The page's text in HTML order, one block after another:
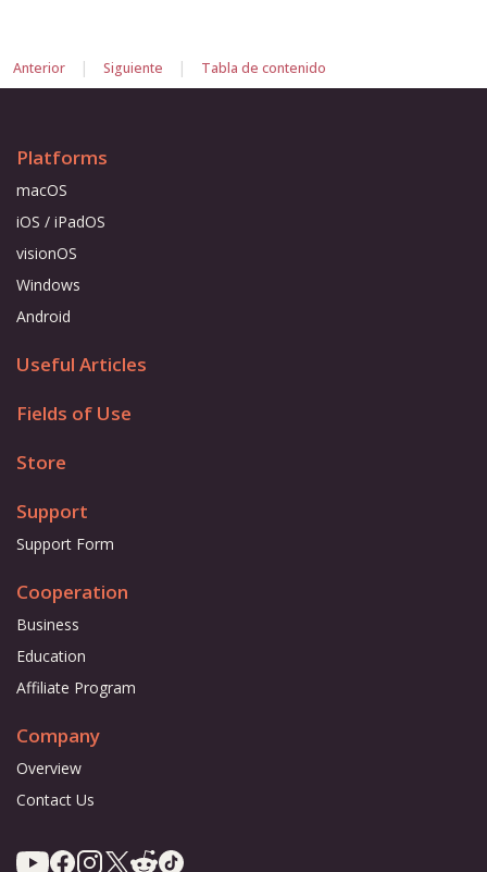
Anterior | Siguiente | Tabla de contenido
Platforms
macOS
iOS / iPadOS
visionOS
Windows
Android
Useful Articles
Fields of Use
Store
Support
Support Form
Cooperation
Business
Education
Affiliate Program
Company
Overview
Contact Us